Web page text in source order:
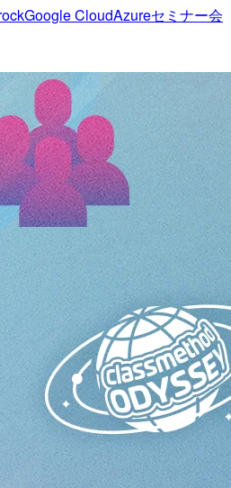
Google CloudAzureセミナー会